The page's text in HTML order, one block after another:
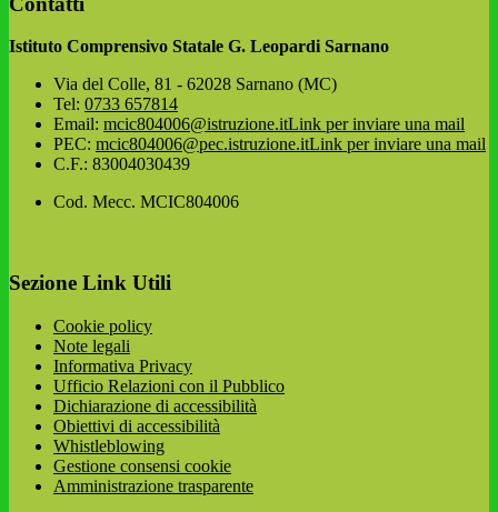
Istituto Comprensivo Statale G. Leopardi Sarnano
Via del Colle, 81 - 62028 Sarnano (MC)
Tel: 0733 657814
Email: mcic804006@istruzione.itLink per inviare una mail
PEC: mcic804006@pec.istruzione.itLink per inviare una mail
C.F.: 83004030439
Cod. Mecc. MCIC804006
Sezione Link Utili
Cookie policy
Note legali
Informativa Privacy
Ufficio Relazioni con il Pubblico
Dichiarazione di accessibilità
Obiettivi di accessibilità
Whistleblowing
Gestione consensi cookie
Amministrazione trasparente